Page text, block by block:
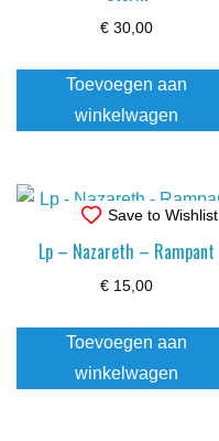
€ 30,00
Toevoegen aan
winkelwagen
Save to Wishlist
Lp – Nazareth – Rampant
€ 15,00
Toevoegen aan
winkelwagen